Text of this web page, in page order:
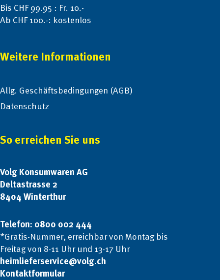
Bis CHF 99.95 : Fr. 10.-
Ab CHF 100.-: kostenlos
Weitere Informationen
Allg. Geschäftsbedingungen (AGB)
Datenschutz
So erreichen Sie uns
Volg Konsumwaren AG
Deltastrasse 2
8404 Winterthur
Telefon: 0800 002 444
*Gratis-Nummer, erreichbar von Montag bis
Freitag von 8-11 Uhr und 13-17 Uhr
heimlieferservice@volg.ch
Kontaktformular